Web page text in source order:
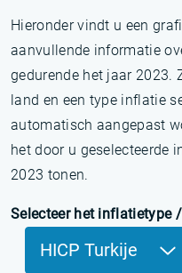
Hieronder vindt u een
aanvullende informatie
gedurende het jaar 2023.
land en een type inflatie
automatisch aangepast
het door u geselecteerde
2023 tonen.
Selecteer het inflatietype
HICP Turkije